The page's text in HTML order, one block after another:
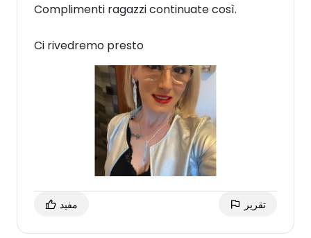
Complimenti ragazzi continuate così.
Ci rivedremo presto
مفيد تقرير